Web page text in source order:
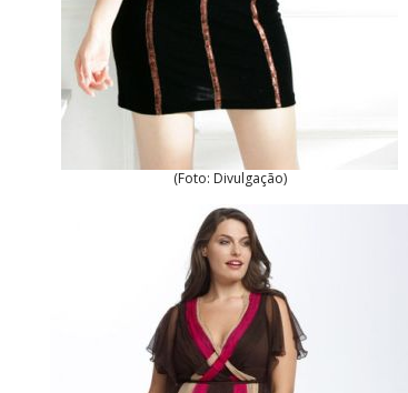
(Foto: Divulgação)